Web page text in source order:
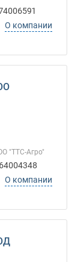
О компании
"ТТС-Агро"
О компании